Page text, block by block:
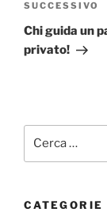
Articolo
successivo
SUCCESSIVO
Chi guida un
privato!
Cerca:
CATEGORIE